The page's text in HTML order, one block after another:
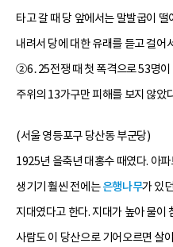
타고 갈 때 당 앞에서는 말발굽이
내려서 당에 대한 유래를 듣고 걸어
②6․25전쟁 때 첫 폭격으로 53명이
주위의 13가구만 피해를 보지 않았
(서울 영등포구 당산동 부군당)
1925년 을축년 대홍수 때였다. 아
생기기 훨씬 전에는은행나무가 있
지대였다고 한다. 지대가 높아 물이
사람도 이 당산으로 기어오르면 살